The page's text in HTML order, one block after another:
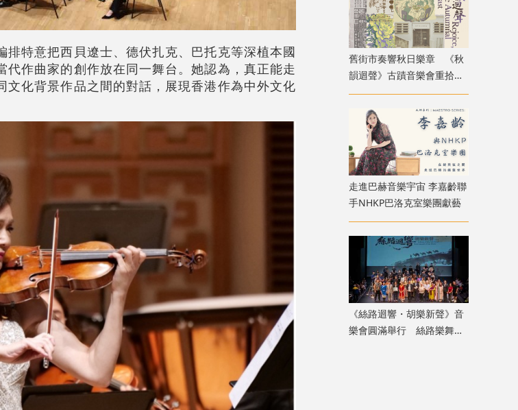
特意把西貝遼士、德伏扎克、巴托克等深植本國
作曲家的創作放在同一舞台。她認為，真正能走
化背景作品之間的對話，展現香港作為中外文化
舊街市奏響秋日樂章 《秋
韻迴聲》古蹟音樂會重拾香
港中秋記憶
走進巴赫音樂宇宙 李嘉齡聯
手NHKP巴洛克室樂團獻藝
《絲路迴響・胡樂新聲》音
樂會圓滿舉行 絲路樂舞交